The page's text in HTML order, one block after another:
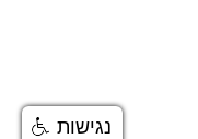
נגישות